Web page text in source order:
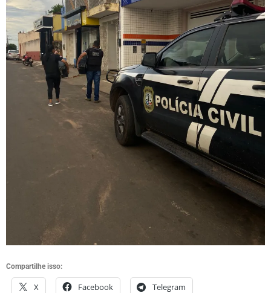
Compartilhe isso:
X Facebook Telegram